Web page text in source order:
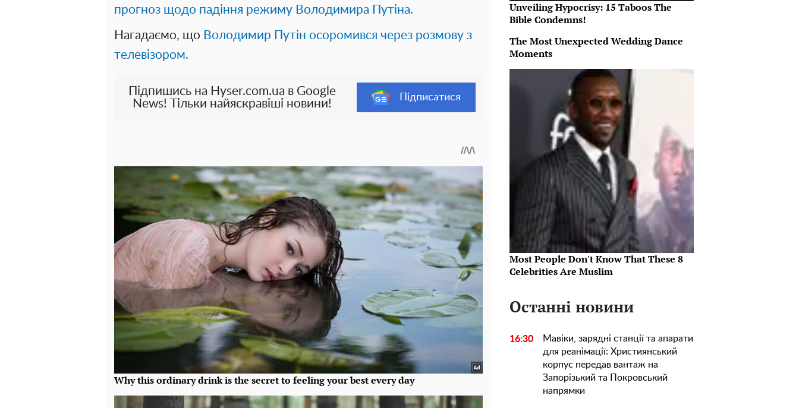
прогноз щодо падіння режиму Володимира Путіна.
Нагадаємо, що Володимир Путін осоромився через розмову з
телевізором.
Підпишись на Hyser.com.ua в Google
News! Тільки найяскравіші новини!
Підписатися
Unveiling Hypocrisy: 15 Taboos The
Bible Condemns!
The Most Unexpected Wedding Dance
Moments
Most People Don't Know That These 8
Celebrities Are Muslim
Останні новини
16:30
Мавіки, зарядні станції та апарати
для реанімації: Християнський
корпус передав вантаж на
Запорізький та Покровський
напрямки